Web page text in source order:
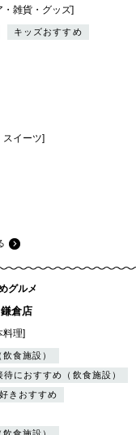
・雑貨・グッズ]
キッズおすすめ
スイーツ]
グルメ
倉店
料理]
食施設）
待におすすめ（飲食施設）
きおすすめ